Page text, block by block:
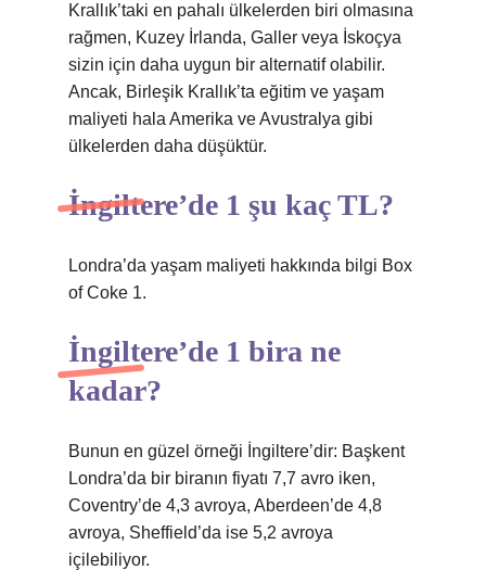
Krallık’taki en pahalı ülkelerden biri olmasına
rağmen, Kuzey İrlanda, Galler veya İskoçya
sizin için daha uygun bir alternatif olabilir.
Ancak, Birleşik Krallık’ta eğitim ve yaşam
maliyeti hala Amerika ve Avustralya gibi
ülkelerden daha düşüktür.
İngiltere’de 1 şu kaç TL?
Londra’da yaşam maliyeti hakkında bilgi Box
of Coke 1.
İngiltere’de 1 bira ne
kadar?
Bunun en güzel örneği İngiltere’dir: Başkent
Londra’da bir biranın fiyatı 7,7 avro iken,
Coventry’de 4,3 avroya, Aberdeen’de 4,8
avroya, Sheffield’da ise 5,2 avroya
içilebiliyor.